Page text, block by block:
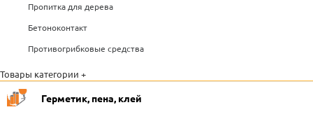
Пропитка для дерева
Бетоноконтакт
Противогрибковые средства
Товары категории +
Герметик, пена, клей